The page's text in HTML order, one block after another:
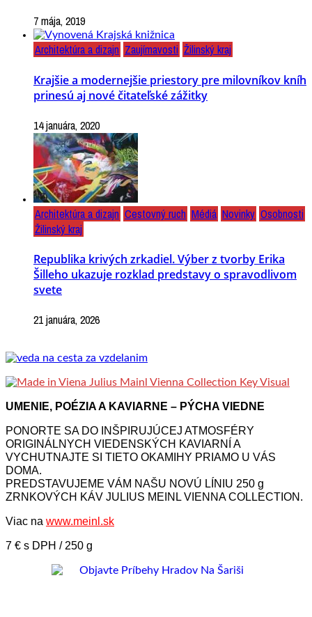
7 mája, 2019
Architektúra a dizajn Zaujímavosti Žilinský kraj
Krajšie a modernejšie priestory pre milovníkov kníh
prinesú aj nové čitateľské zážitky
14 januára, 2020
Architektúra a dizajn Cestovný ruch Médiá Novinky Osobnosti
Žilinský kraj
Republika krivých zrkadiel. Výber z tvorby Erika
Šilleho ukazuje rozklad predstavy o spravodlivom
svete
21 januára, 2026
UMENIE, POÉZIA A KAVIARNE – PÝCHA VIEDNE
PONORTE SA DO INŠPIRUJÚCEJ ATMOSFÉRY
ORIGINÁLNYCH VIEDENSKÝCH KAVIARNÍ A
VYCHUTNAJTE SI TIETO OKAMIHY PRIAMO U VÁS
DOMA.
PREDSTAVUJEME VÁM NAŠU NOVÚ LÍNIU 250 g
ZRNKOVÝCH KÁV JULIUS MEINL VIENNA COLLECTION.
Viac na www.meinl.sk
7 € s DPH / 250 g